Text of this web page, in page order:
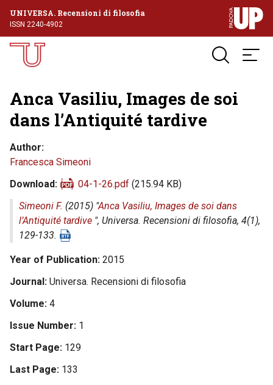
UNIVERSA. Recensioni di filosofia
ISSN 2240-4902
Anca Vasiliu, Images de soi
dans l’Antiquité tardive
Author
Francesca Simeoni
Download
04-1-26.pdf (215.94 KB)
Simeoni F. (2015) "Anca Vasiliu, Images de soi dans
l’Antiquité tardive ", Universa. Recensioni di filosofia, 4(1),
129-133.
Year of Publication 2015
Journal Universa. Recensioni di filosofia
Volume 4
Issue Number 1
Start Page 129
Last Page 133